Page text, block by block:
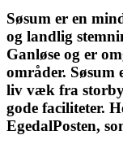
Søsum er en
og landlig
Ganløse og er
områder. Søsum
liv væk fra
gode faciliteter.
EgedalPosten,